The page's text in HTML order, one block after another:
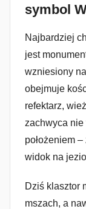
symbol
Najbardziej
jest
wzniesiony
obejmuje
refektarz,
zachwyca nie
położeniem
widok na
Dziś klasztor
mszach, a